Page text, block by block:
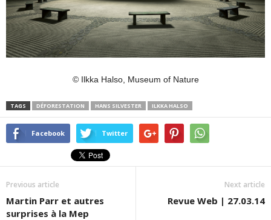
© Ilkka Halso, Museum of Nature
TAGS DÉFORESTATION HANS SILVESTER ILKKA HALSO
Facebook Twitter
Previous article
Martin Parr et autres
surprises à la Mep
Next article
Revue Web | 27.03.14